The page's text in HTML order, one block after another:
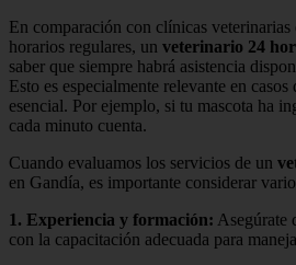
En comparación con clínicas veterinarias
horarios regulares, un veterinario 24
saber que siempre habrá asistencia
Esto es especialmente relevante en
esencial. Por ejemplo, si tu mascota ha
cada minuto cuenta.
Cuando evaluamos los servicios de un
en Gandía, es importante considerar
1. Experiencia y formación: Asegúrate
con la capacitación adecuada para